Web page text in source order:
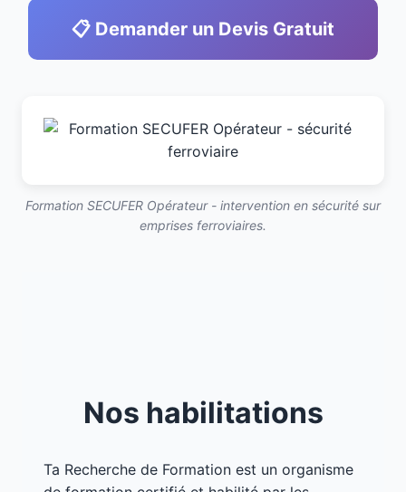
📋 Demander un Devis Gratuit
Formation SECUFER Opérateur - intervention en sécurité sur
emprises ferroviaires.
Nos habilitations
Ta Recherche de Formation est un organisme